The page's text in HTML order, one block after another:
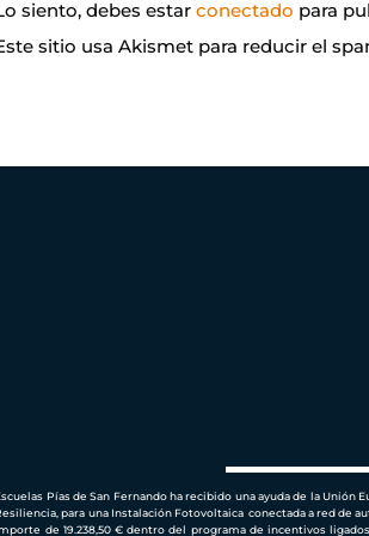
siento, debes estarconectado para
sitio usa Akismet para reducir el
Pías de San Fernando ha recibido una ayuda de la
para una Instalación Fotovoltaica conectada a red de
de 19.238,50 € dentro del programa de incentivos